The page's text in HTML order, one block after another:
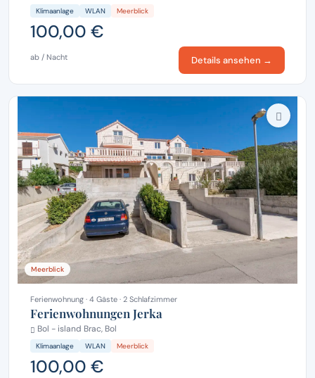
Klimaanlage WLAN Meerblick
100,00 €
ab / Nacht Details ansehen →
Meerblick
Ferienwohnung · 4 Gäste · 2 Schlafzimmer
Ferienwohnungen Jerka
Bol - island Brac, Bol
Klimaanlage WLAN Meerblick
100,00 €